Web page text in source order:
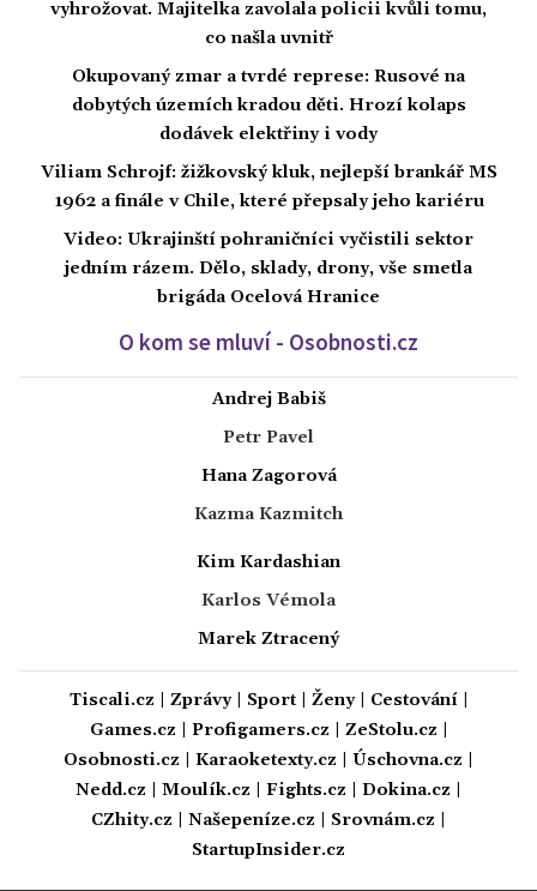
vyhrožovat. Majitelka zavolala policii kvůli tomu,
co našla uvnitř
Okupovaný zmar a tvrdé represe: Rusové na
dobytých územích kradou děti. Hrozí kolaps
dodávek elektřiny i vody
Viliam Schrojf: žižkovský kluk, nejlepší brankář MS
1962 a finále v Chile, které přepsaly jeho kariéru
Video: Ukrajinští pohraničníci vyčistili sektor
jedním rázem. Dělo, sklady, drony, vše smetla
brigáda Ocelová Hranice
O kom se mluví - Osobnosti.cz
Andrej Babiš
Petr Pavel
Hana Zagorová
Kazma Kazmitch
Kim Kardashian
Karlos Vémola
Marek Ztracený
Tiscali.cz Zprávy| Sport| Ženy| Cestování|
Games.cz
Profigamers.cz ZeStolu.cz
Osobnosti.cz
Karaoketexty.cz Úschovna.cz
Nedd.cz
Moulík.cz Fights.cz Dokina.cz
CZhity.cz
Našepeníze.cz Srovnám.cz
StartupInsider.cz